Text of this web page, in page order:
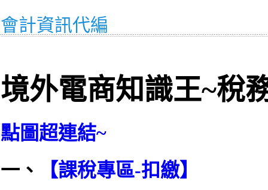
會計資訊代編
境外電商知識王~稅
點圖超連結~
一、
【課稅專區-扣繳】